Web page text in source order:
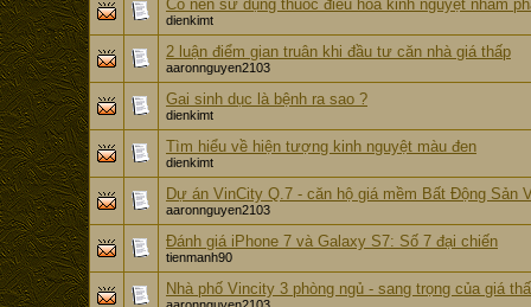
Có nên sử dụng thuốc điều hòa kinh nguyệt nhằm
dienkimt
2 luận điểm gian truân khi đầu tư căn nhà giá thấp
aaronnguyen2103
Gai sinh dục là bệnh ra sao ?
dienkimt
Tìm hiểu về hiện tượng kinh nguyệt màu đen
dienkimt
Dự án VinCity Q.7 - căn hộ giá mềm Bất Động Sản
aaronnguyen2103
Đánh giá iPhone 7 và Galaxy S7: Số 7 đại chiến
tienmanh90
Nhà phố Vincity 3 phòng ngủ - sang trọng của giá